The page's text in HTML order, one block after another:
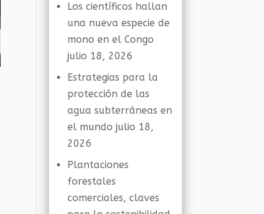
Los científicos hallan
una nueva especie de
mono en el Congo
julio 18, 2026
Estrategias para la
protección de las
agua subterráneas en
el mundo julio 18,
2026
Plantaciones
forestales
comerciales, claves